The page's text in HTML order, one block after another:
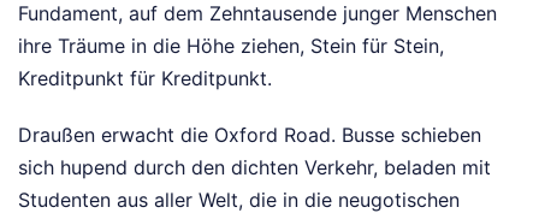
Fundament, auf dem Zehntausende junger Menschen
ihre Träume in die Höhe ziehen, Stein für Stein,
Kreditpunkt für Kreditpunkt.
Draußen erwacht die Oxford Road. Busse schieben
sich hupend durch den dichten Verkehr, beladen mit
Studenten aus aller Welt, die in die neugotischen